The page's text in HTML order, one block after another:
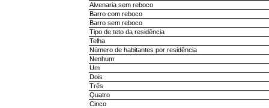
Alvenaria sem reboco
Barro com reboco
Barro sem reboco
Tipo de teto da residência
Telha
Número de habitantes por residência
Nenhum
Um
Dois
Três
Quatro
Cinco